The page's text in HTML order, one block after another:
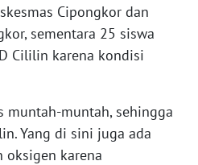
Cipongkor dan
sementara 25 siswa
Cililin karena kondisi
muntah-muntah, sehingga
Yang di sini juga ada
oksigen karena